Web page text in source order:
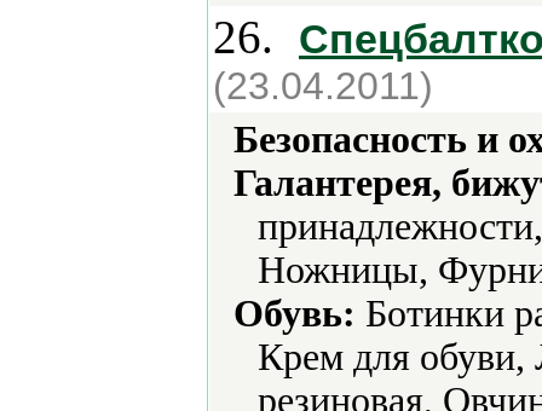
26.
(23.04.2011)
Безопасность и
Галантерея,
Ножницы,
Обувь: Ботинки
Крем для обуви,
резиновая,